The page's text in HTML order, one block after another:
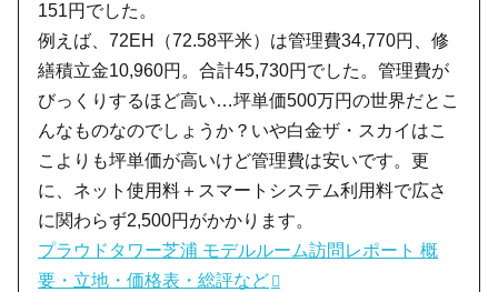
151円でした。
例えば、72EH（72.58平米）は管理費34,770円、修
繕積立金10,960円。合計45,730円でした。管理費が
びっくりするほど高い…坪単価500万円の世界だとこ
んなものなのでしょうか？いや白金ザ・スカイはこ
こよりも坪単価が高いけど管理費は安いです。更
に、ネット使用料＋スマートシステム利用料で広さ
に関わらず2,500円がかかります。
プラウドタワー芝浦 モデルルーム訪問レポート 概
要・立地・価格表・総評など